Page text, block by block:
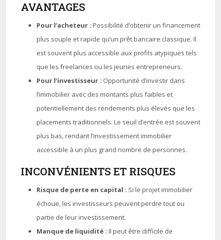
AVANTAGES
Pour l’acheteur : Possibilité d’obtenir un financement
plus souple et rapide qu’un prêt bancaire classique. Il
est souvent plus accessible aux profils atypiques tels
que les freelances ou les jeunes entrepreneurs.
Pour l’investisseur : Opportunité d’investir dans
l’immobilier avec des montants plus faibles et
potentiellement des rendements plus élevés que les
placements traditionnels. Le seuil d’entrée est souvent
plus bas, rendant l’investissement immobilier
accessible à un plus grand nombre de personnes.
INCONVÉNIENTS ET RISQUES
Risque de perte en capital : Si le projet immobilier
échoue, les investisseurs peuvent perdre tout ou
partie de leur investissement.
Manque de liquidité : Il peut être difficile de